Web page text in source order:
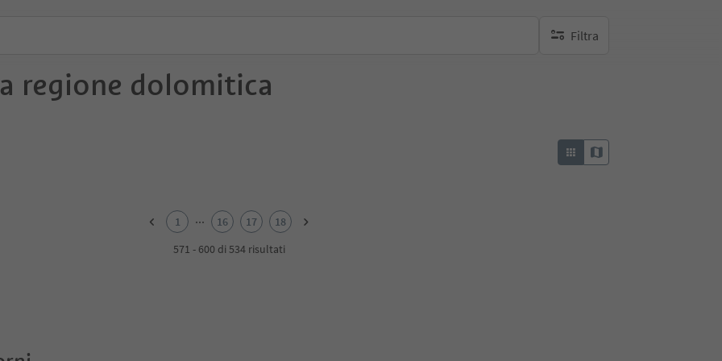
Filtra
nessun filtro attivo
regione dolomitica
1 ... 16 17
18
571 - 600 di 534 risultati